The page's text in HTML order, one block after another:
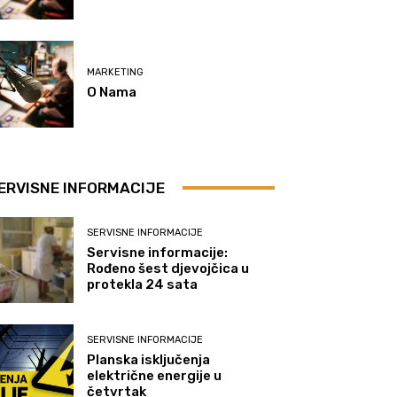
MARKETING
O Nama
INFORMACIJE
SERVISNE INFORMACIJE
Servisne informacije:
Rođeno šest djevojčica u
protekla 24 sata
SERVISNE INFORMACIJE
Planska isključenja
električne energije u
četvrtak